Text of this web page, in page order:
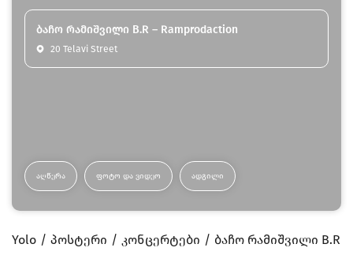
ბაჩო რამიშვილი B.R – Ramprodaction
20 Telavi Street
ᲐᲦᲬᲔᲠᲐ ᲤᲝᲢᲝ ᲓᲐ ᲕᲘᲓᲔᲝ ᲐᲓᲒᲘᲚᲘ
Yolo პოსტერი კონცერტები ბაჩო რამიშვილი B.R